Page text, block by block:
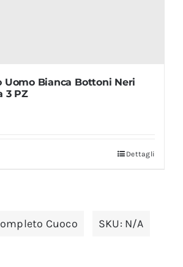
Uomo Bianca Bottoni Neri
3 PZ
Dettagli
Cuoco SKU: N/A